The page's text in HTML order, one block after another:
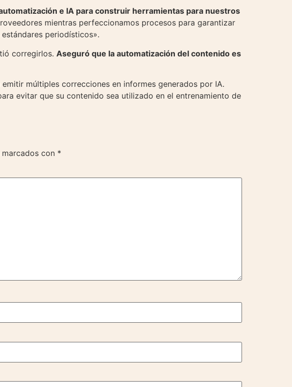
e IA para construir herramientas para nuestros
mientras perfeccionamos procesos para garantizar
periodísticos».
corregirlos. Aseguró que la automatización del contenido es
múltiples correcciones en informes generados por IA.
evitar que su contenido sea utilizado en el entrenamiento de
con *